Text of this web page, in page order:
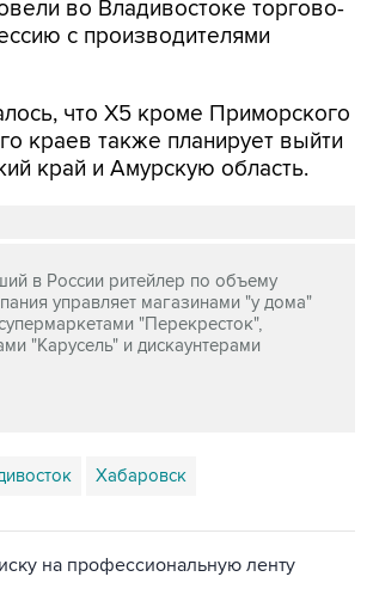
во Владивостоке торгово-
с производителями
что X5 кроме Приморского
краев также планирует выйти
край и Амурскую область.
в России ритейлер по объему
управляет магазинами "у дома"
"Перекресток",
"Карусель" и дискаунтерами
Хабаровск
на профессиональную ленту